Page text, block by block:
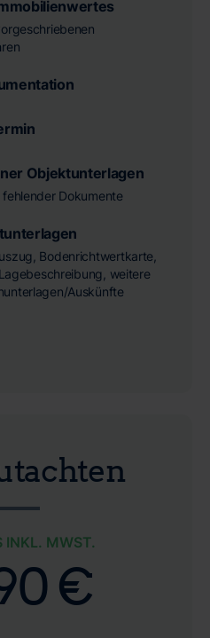
INKL. MWST.
€
Objektunterlagen
Dokumente
Bodenrichtwertkarte,
weitere
Auskünfte